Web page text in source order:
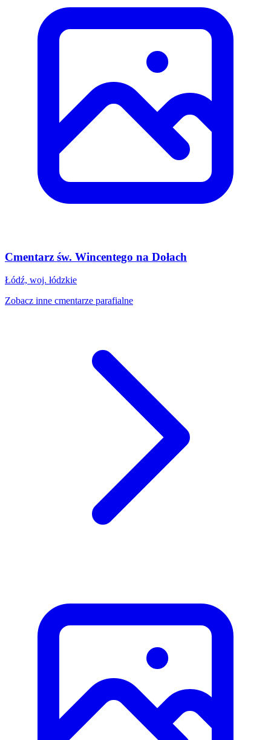
Cmentarz św. Wincentego na Dołach
Łódź, woj. łódzkie
Zobacz inne cmentarze parafialne